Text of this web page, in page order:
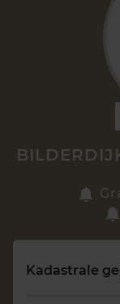
Zoek een
Kadastrale